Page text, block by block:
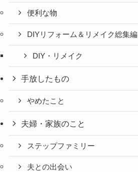
便利な物
DIYリフォーム＆リメイク総集編
DIY・リメイク
手放したもの
やめたこと
夫婦・家族のこと
ステップファミリー
夫との出会い